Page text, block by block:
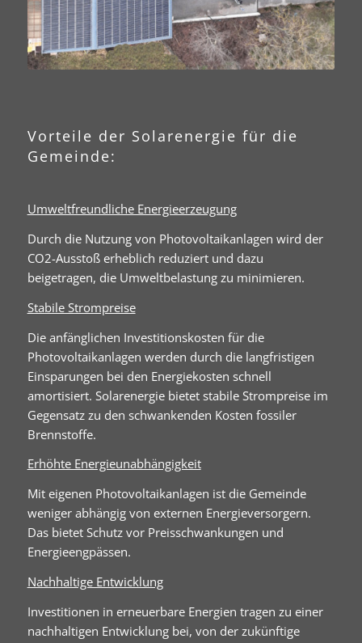
Vorteile der Solarenergie für die
Gemeinde:
Umweltfreundliche Energieerzeugung
Durch die Nutzung von Photovoltaikanlagen wird der
CO2-Ausstoß erheblich reduziert und dazu
beigetragen, die Umweltbelastung zu minimieren.
Stabile Strompreise
Die anfänglichen Investitionskosten für die
Photovoltaikanlagen werden durch die langfristigen
Einsparungen bei den Energiekosten schnell
amortisiert. Solarenergie bietet stabile Strompreise im
Gegensatz zu den schwankenden Kosten fossiler
Brennstoffe.
Erhöhte Energieunabhängigkeit
Mit eigenen Photovoltaikanlagen ist die Gemeinde
weniger abhängig von externen Energieversorgern.
Das bietet Schutz vor Preisschwankungen und
Energieengpässen.
Nachhaltige Entwicklung
Investitionen in erneuerbare Energien tragen zu einer
nachhaltigen Entwicklung bei, von der zukünftige